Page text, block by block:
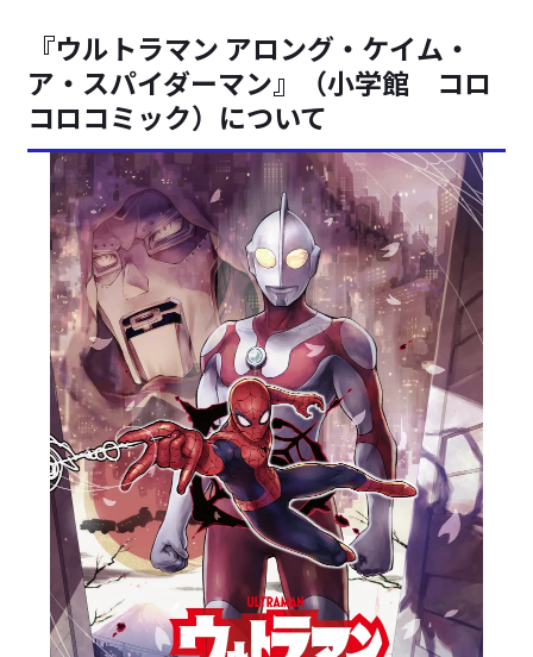
『ウルトラマン アロング・ケイム・
ア・スパイダーマン』（小学館 コロ
コロコミック）について